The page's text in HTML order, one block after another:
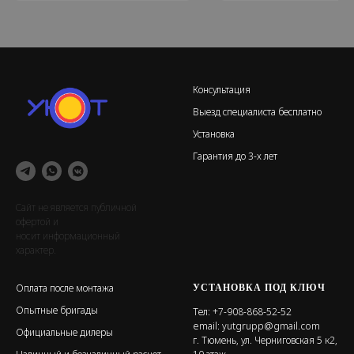
Сайт не является публичной
офертой и
носит информационный
характер.
Консультация
Выезд специалиста бесплатно
Установка
Гарантия до 3-х лет
Оплата после монтажа
Опытные бригады
Официальные дилеры
УСТАНОВКА ПОД КЛЮЧ
Тел: +7-908-868-52-52
email: yutgrupp@gmail.com
г. Тюмень, ул. Черниговская 5 к2,